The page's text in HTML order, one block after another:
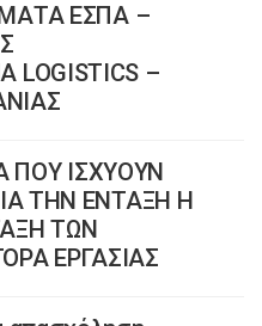
ΕΣΠΑ –
LOGISTICS –
ΙΣΧΥΟΥΝ
ΤΗΝ ΕΝΤΑΞΗ Η
ΤΩΝ
ΕΡΓΑΣΙΑΣ